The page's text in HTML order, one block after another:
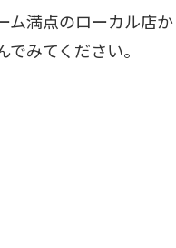
ム満点のローカル店
みてください。